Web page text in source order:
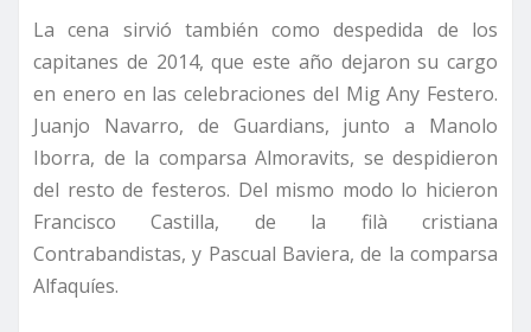
La cena sirvió también como despedida de los
capitanes de 2014, que este año dejaron su cargo
en enero en las celebraciones del Mig Any Festero.
Juanjo Navarro, de Guardians, junto a Manolo
Iborra, de la comparsa Almoravits, se despidieron
del resto de festeros. Del mismo modo lo hicieron
Francisco Castilla, de la filà cristiana
Contrabandistas, y Pascual Baviera, de la comparsa
Alfaquíes.